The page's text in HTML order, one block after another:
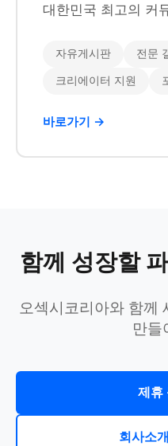
대한민국 최고의 커
자유게시판 전문
크리에이터 지원
바로가기 →
함께 성장할
오섹시코리아와 함께
만들
제휴
회사소